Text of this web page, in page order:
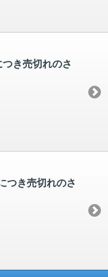
き売切れのさ
つき売切れのさ